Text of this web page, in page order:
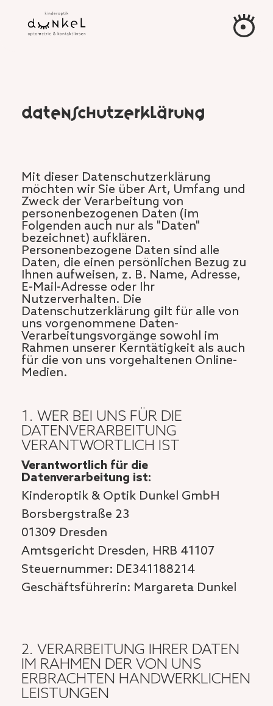
Datenschutzer­klärung
Mit dieser Datenschutzerklärung
möchten wir Sie über Art, Umfang und
Zweck der Verarbeitung von
personenbezogenen Daten (im
Folgenden auch nur als "Daten"
bezeichnet) aufklären.
Personenbezogene Daten sind alle
Daten, die einen persönlichen Bezug zu
Ihnen aufweisen, z. B. Name, Adresse,
E-Mail-Adresse oder Ihr
Nutzerverhalten. Die
Datenschutzerklärung gilt für alle von
uns vorgenommene Daten-
Verarbeitungsvorgänge sowohl im
Rahmen unserer Kerntätigkeit als auch
für die von uns vorgehaltenen Online-
Medien.
1. WER BEI UNS FÜR DIE
DATENVERARBEITUNG
VERANTWORTLICH IST
Verantwortlich für die
Datenverarbeitung ist:
Kinderoptik & Optik Dunkel GmbH
Borsbergstraße 23
01309 Dresden
Amtsgericht Dresden, HRB 41107
Steuernummer: DE341188214
Geschäftsführerin: Margareta Dunkel
2. VERARBEITUNG IHRER DATEN
IM RAHMEN DER VON UNS
ERBRACHTEN HANDWERKLICHEN
LEISTUNGEN